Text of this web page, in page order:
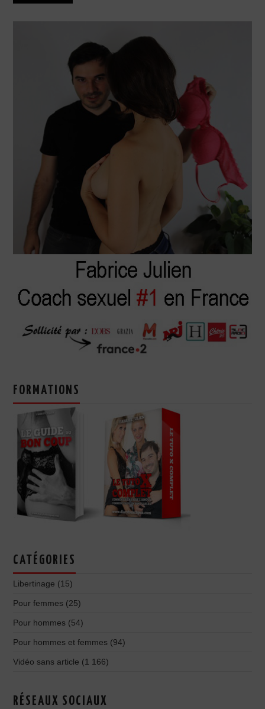
FORMATIONS
CATÉGORIES
Libertinage (15)
Pour femmes (25)
Pour hommes (54)
Pour hommes et femmes (94)
Vidéo sans article (1 166)
RÉSEAUX SOCIAUX